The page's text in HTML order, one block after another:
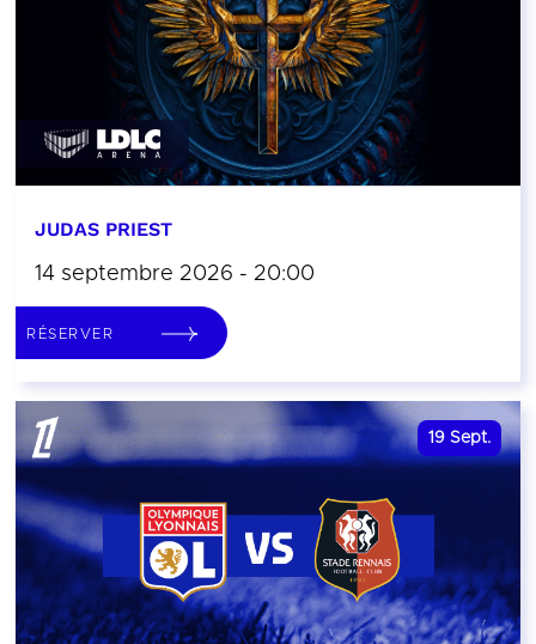
JUDAS PRIEST
14 septembre 2026 - 20:00
RÉSERVER
19 Sept.